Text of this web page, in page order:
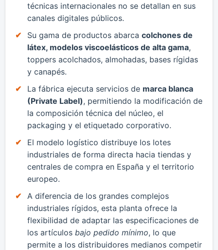
técnicas internacionales no se detallan en sus
canales digitales públicos.
Su gama de productos abarca colchones de
látex, modelos viscoelásticos de alta gama,
toppers acolchados, almohadas, bases rígidas
y canapés.
​La fábrica ejecuta servicios de marca blanca
(Private Label), permitiendo la modificación de
la composición técnica del núcleo, el
packaging y el etiquetado corporativo.
​El modelo logístico distribuye los lotes
industriales de forma directa hacia tiendas y
centrales de compra en España y el territorio
europeo.
A diferencia de los grandes complejos
industriales rígidos, esta planta ofrece la
flexibilidad de adaptar las especificaciones de
los artículos bajo pedido mínimo, lo que
permite a los distribuidores medianos competir